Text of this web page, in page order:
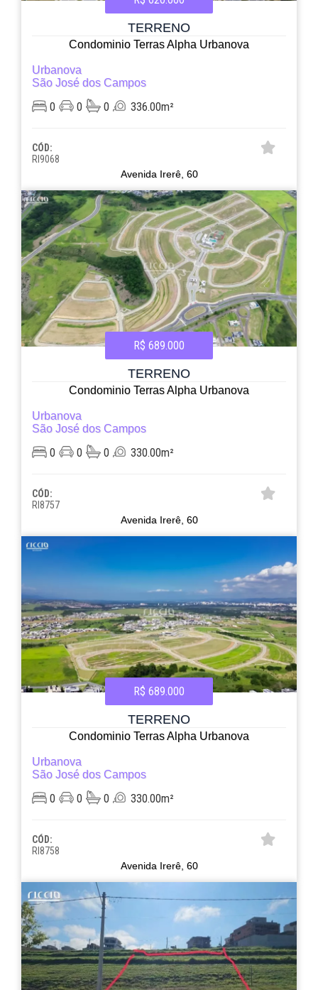
TERRENO
Condominio Terras Alpha Urbanova
Urbanova
São José dos Campos
0 0 0 336.00m²
CÓD:
RI9068
Avenida Irerê, 60
R$ 689.000
TERRENO
Condominio Terras Alpha Urbanova
Urbanova
São José dos Campos
0 0 0 330.00m²
CÓD:
RI8757
Avenida Irerê, 60
R$ 689.000
TERRENO
Condominio Terras Alpha Urbanova
Urbanova
São José dos Campos
0 0 0 330.00m²
CÓD:
RI8758
Avenida Irerê, 60